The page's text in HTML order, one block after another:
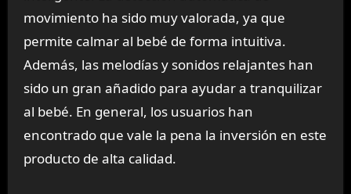
movimiento ha sido muy valorada, ya que
permite calmar al bebé de forma intuitiva.
Además, las melodías y sonidos relajantes han
sido un gran añadido para ayudar a tranquilizar
al bebé. En general, los usuarios han
encontrado que vale la pena la inversión en este
producto de alta calidad.